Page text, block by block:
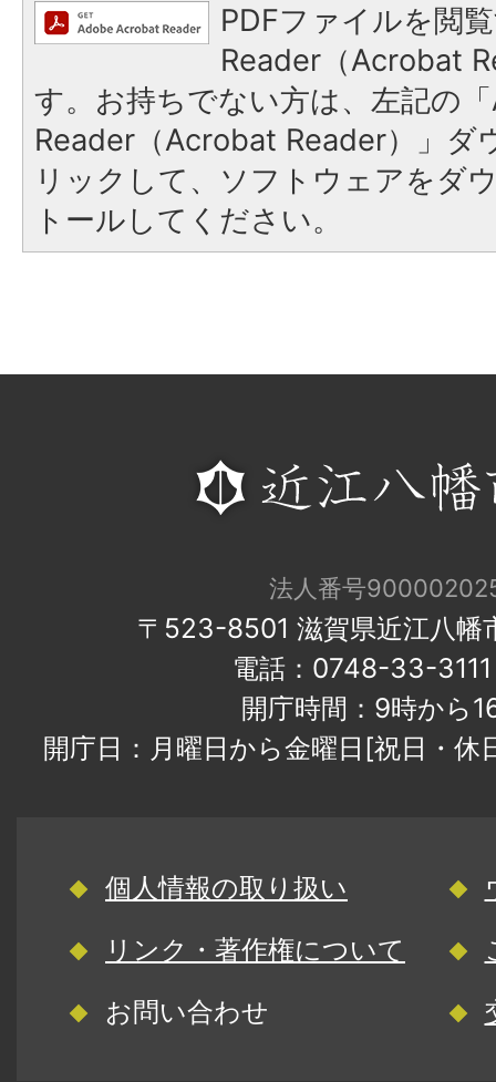
PDFファイルを閲
Reader（Acrobat
す。お持ちでない方は、左記の
Reader（Acrobat Reader）」ダ
リックして、ソフトウェアをダ
トールしてください。
法人番号
〒523-8501 滋賀県近江八幡
電話：0748-33-
開庁時間：9時から
開庁日：月曜日から金曜日[祝日・
個人情報の取り扱い
リンク・著作権について
お問い合わせ